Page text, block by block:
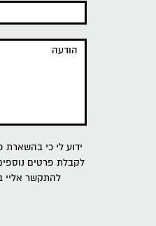
ידוע לי כי בהשארת
לקבלת פרטים
להתקשר אליי